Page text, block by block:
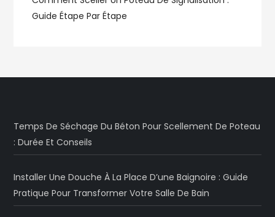
Guide Étape Par Étape
Temps De Séchage Du Béton Pour Scellement De Poteau
: Durée Et Conseils
Installer Une Douche À La Place D’une Baignoire : Guide
Pratique Pour Transformer Votre Salle De Bain